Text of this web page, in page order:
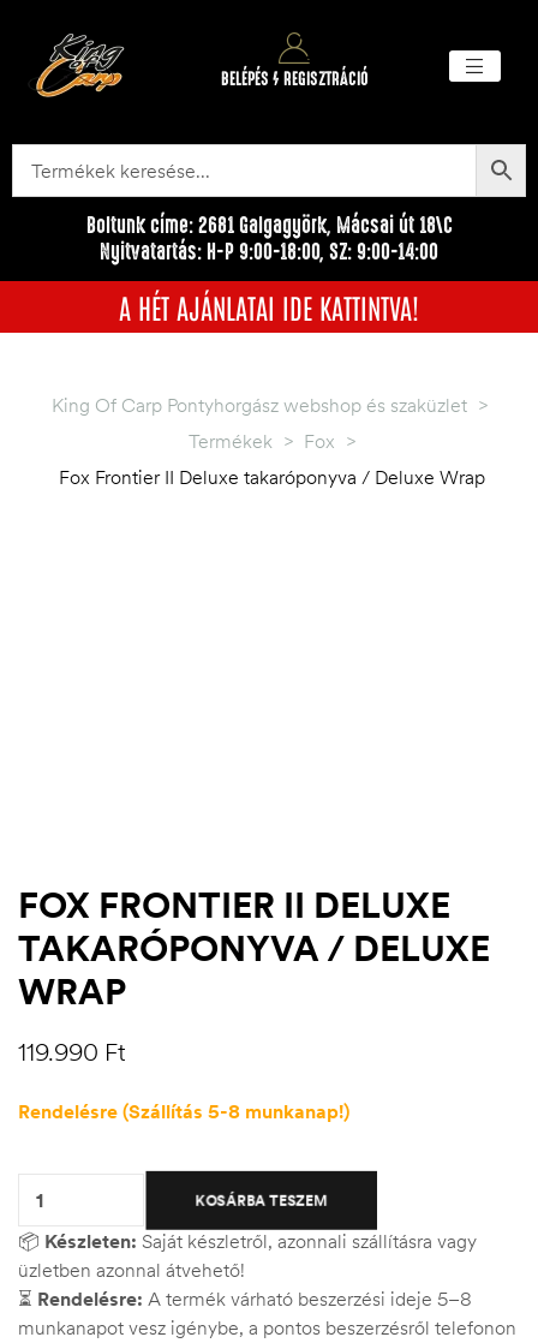
BELÉPÉS / REGISZTRÁCIÓ
Boltunk címe: 2681 Galgagyörk, Mácsai út 18\C
Nyitvatartás: H-P 9:00-18:00, SZ: 9:00-14:00
A HÉT AJÁNLATAI IDE KATTINTVA!
King Of Carp Pontyhorgász webshop és szaküzlet >
Termékek > Fox >
Fox Frontier II Deluxe takaróponyva / Deluxe Wrap
FOX FRONTIER II DELUXE
TAKARÓPONYVA / DELUXE
WRAP
119.990 Ft
Rendelésre (Szállítás 5-8 munkanap!)
KOSÁRBA TESZEM
📦 Készleten: Saját készletről, azonnali szállításra vagy
üzletben azonnal átvehető!
⏳ Rendelésre: A termék várható beszerzési ideje 5–8
munkanapot vesz igénybe, a pontos beszerzésről telefonon